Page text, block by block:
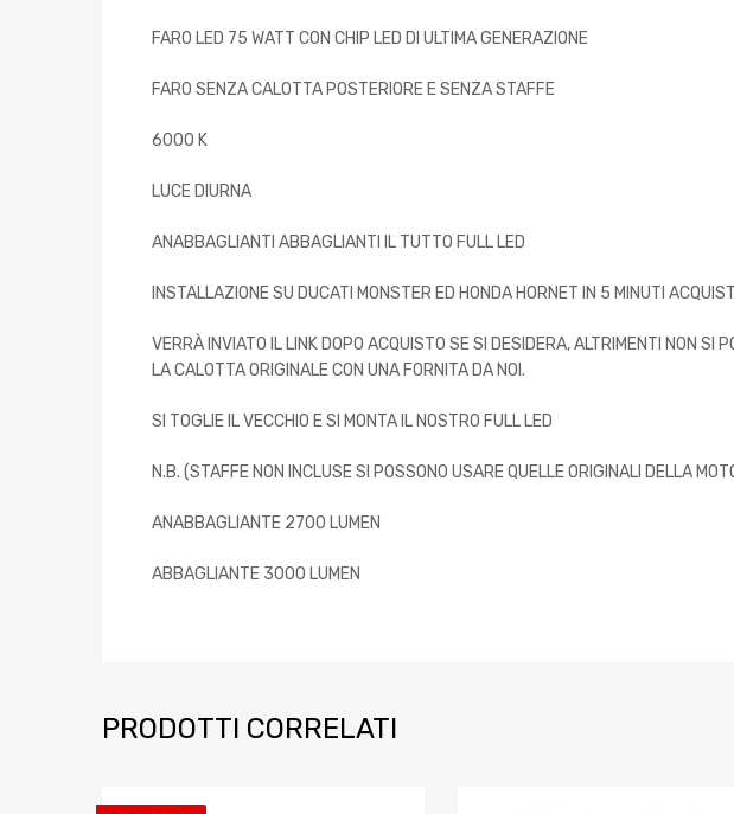
FARO LED 75 WATT CON CHIP LED DI ULTIMA GENERAZIONE
FARO SENZA CALOTTA POSTERIORE E SENZA STAFFE
6000 K
LUCE DIURNA
ANABBAGLIANTI ABBAGLIANTI IL TUTTO FULL LED
INSTALLAZIONE SU DUCATI MONSTER ED HONDA HORNET IN 5 MINUTI
VERRÀ INVIATO IL LINK DOPO ACQUISTO SE SI DESIDERA, ALTRIMENTI NON
LA CALOTTA ORIGINALE CON UNA FORNITA DA NOI.
SI TOGLIE IL VECCHIO E SI MONTA IL NOSTRO FULL LED
N.B. (STAFFE NON INCLUSE SI POSSONO USARE QUELLE ORIGINALI DELLA
ANABBAGLIANTE 2700 LUMEN
ABBAGLIANTE 3000 LUMEN
PRODOTTI CORRELATI